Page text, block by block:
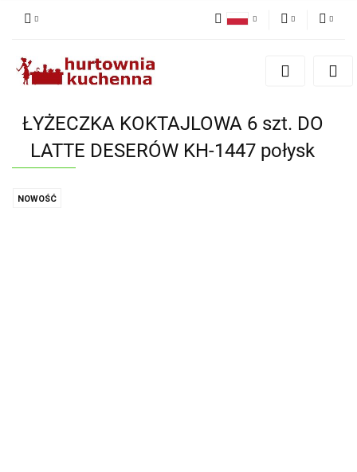
Zgody cookies
ŁYŻECZKA KOKTAJLOWA 6 szt. DO
LATTE DESERÓW KH-1447 połysk
NOWOŚĆ